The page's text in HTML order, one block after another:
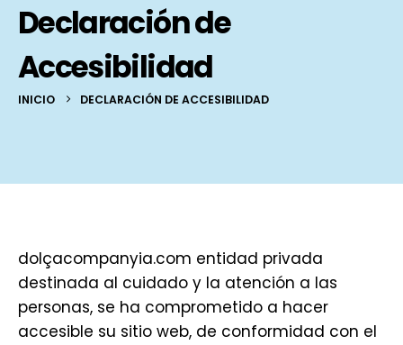
Declaración de
Accesibilidad
INICIO DECLARACIÓN DE ACCESIBILIDAD
dolçacompanyia.com entidad privada
destinada al cuidado y la atención a las
personas, se ha comprometido a hacer
accesible su sitio web, de conformidad con el